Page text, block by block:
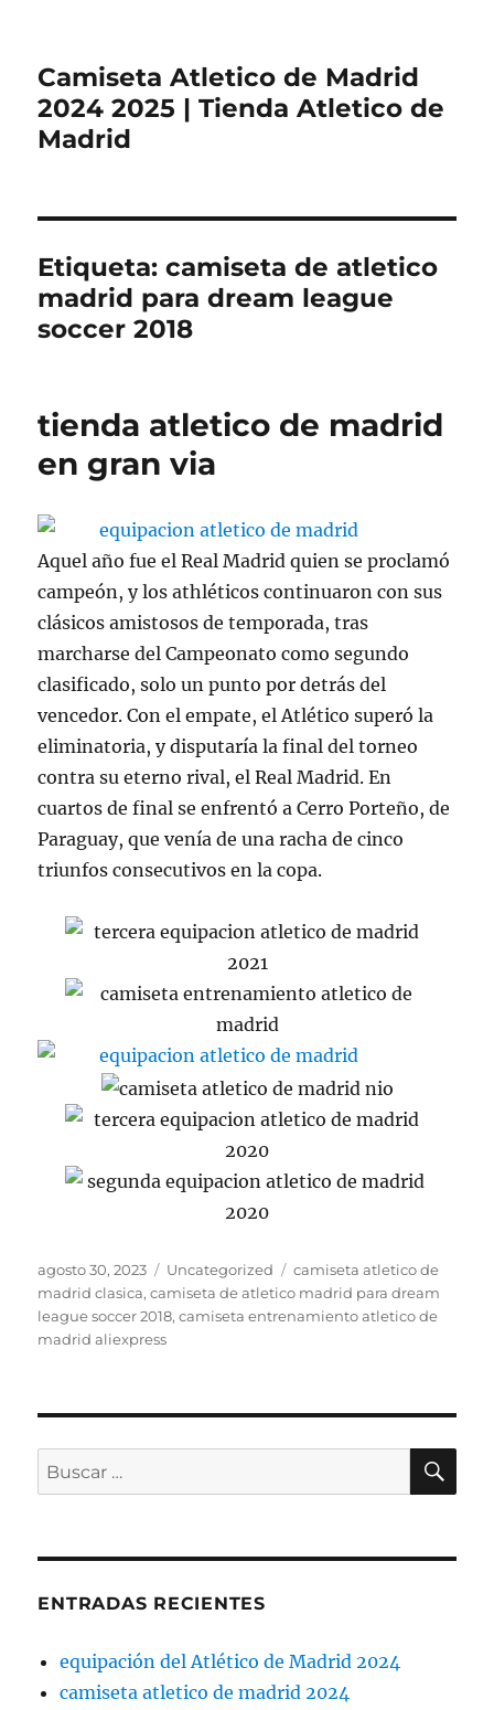
Camiseta Atletico de Madrid
2024 2025 | Tienda Atletico de
Madrid
Etiqueta:camiseta de atletico
madrid para dream league
soccer 2018
tienda atletico de madrid
en gran via
Aquel año fue el Real Madrid quien se proclamó
campeón, y los athléticos continuaron con sus
clásicos amistosos de temporada, tras
marcharse del Campeonato como segundo
clasificado, solo un punto por detrás del
vencedor. Con el empate, el Atlético superó la
eliminatoria, y disputaría la final del torneo
contra su eterno rival, el Real Madrid. En
cuartos de final se enfrentó a Cerro Porteño, de
Paraguay, que venía de una racha de cinco
triunfos consecutivos en la copa.
Publicado
el
agosto 30, 2023 Categorías
Uncategorized Etiquetas
camiseta atletico de
madrid clasica,camiseta de atletico madrid para dream
league soccer 2018,camiseta entrenamiento atletico de
madrid aliexpress
Buscar
por:
ENTRADAS RECIENTES
equipación del Atlético de Madrid 2024
camiseta atletico de madrid 2024